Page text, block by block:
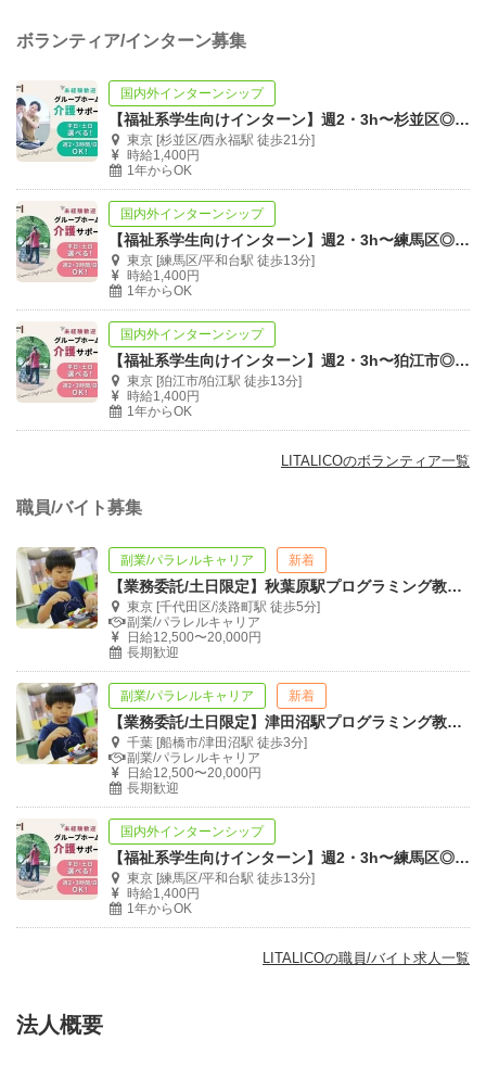
ボランティア/インターン募集
国内外インターンシップ
【福祉系学生向けインターン】週2・3h〜杉並区◎将来に繋がる生活支援員
東京 [杉並区/西永福駅 徒歩21分]
時給1,400円
1年からOK
国内外インターンシップ
【福祉系学生向けインターン】週2・3h〜練馬区◎将来に繋がる生活支援員
東京 [練馬区/平和台駅 徒歩13分]
時給1,400円
1年からOK
国内外インターンシップ
【福祉系学生向けインターン】週2・3h〜狛江市◎将来に繋がる生活支援員
東京 [狛江市/狛江駅 徒歩13分]
時給1,400円
1年からOK
LITALICOのボランティア一覧
職員/バイト募集
副業/パラレルキャリア 新着
【業務委託/土日限定】秋葉原駅プログラミング教室の体験授業セールススタッフ
東京 [千代田区/淡路町駅 徒歩5分]
副業/パラレルキャリア
日給12,500〜20,000円
長期歓迎
副業/パラレルキャリア 新着
【業務委託/土日限定】津田沼駅プログラミング教室の体験授業セールススタッフ
千葉 [船橋市/津田沼駅 徒歩3分]
副業/パラレルキャリア
日給12,500〜20,000円
長期歓迎
国内外インターンシップ
【福祉系学生向けインターン】週2・3h〜練馬区◎将来に繋がる生活支援員
東京 [練馬区/平和台駅 徒歩13分]
時給1,400円
1年からOK
LITALICOの職員/バイト求人一覧
法人概要